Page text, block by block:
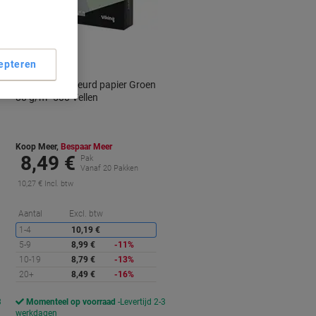
Korting
Viking A4 Gekleurd papier Groen
80 g/m² 500 Vellen
Koop Meer, Bespaar Meer
8,49 €
Pak
Vanaf 20 Pakken
10,27 € Incl. btw
Aantal Excl. btw
1-4
10,19 €
5-9
8,99 €
-11%
10-19
8,79 €
-13%
20+
8,49 € -16%
Momenteel op voorraad
Levertijd 2-3
werkdagen